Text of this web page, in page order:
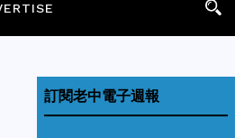
訂閱老中電子週報